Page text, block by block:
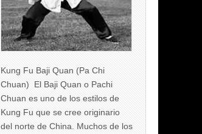
Kung Fu Baji Quan (Pa Chi
Chuan) El Baji Quan o Pachi
Chuan es uno de los estilos de
Kung Fu que se cree originario
del norte de China. Muchos de los